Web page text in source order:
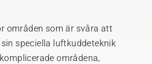
områden som är svåra att
speciella luftkuddeteknik
områdena,